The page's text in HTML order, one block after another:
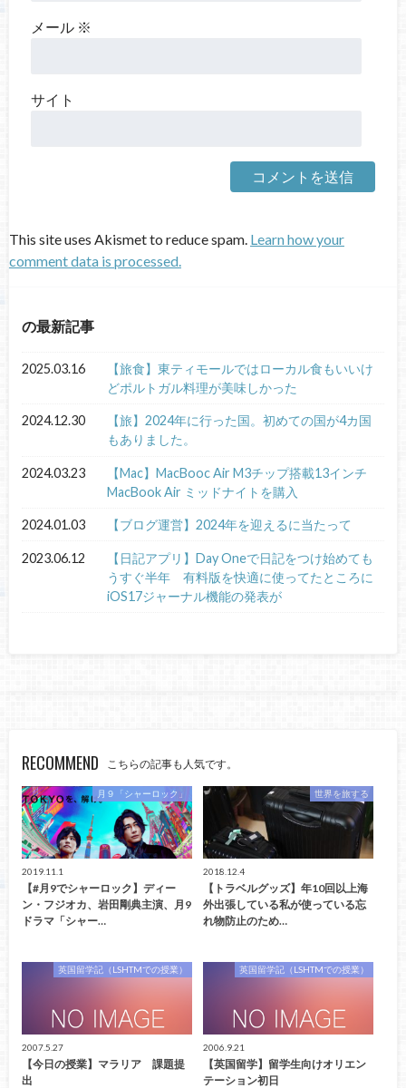
メール ※
サイト
This site uses Akismet to reduce spam. Learn how your
comment data is processed.
の最新記事
2025.03.16
【旅食】東ティモールではローカル食もいいけ
どポルトガル料理が美味しかった
2024.12.30
【旅】2024年に行った国。初めての国が4カ国
もありました。
2024.03.23
【Mac】MacBooc Air M3チップ搭載13インチ
MacBook Air ミッドナイトを購入
2024.01.03 【ブログ運営】2024年を迎えるに当たって
2023.06.12
【日記アプリ】Day Oneで日記をつけ始めても
うすぐ半年 有料版を快適に使ってたところに
iOS17ジャーナル機能の発表が
RECOMMEND こちらの記事も人気です。
月９「シャーロック」
2019.11.1
【#月9でシャーロック】ディー
ン・フジオカ、岩田剛典主演、月9
ドラマ「シャー…
世界を旅する
2018.12.4
【トラベルグッズ】年10回以上海
外出張している私が使っている忘
れ物防止のため…
英国留学記（LSHTMでの授業）
2007.5.27
【今日の授業】マラリア 課題提
出
英国留学記（LSHTMでの授業）
2006.9.21
【英国留学】留学生向けオリエン
テーション初日